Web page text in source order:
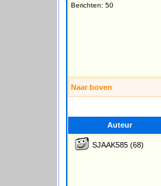
Berichten: 50
Naar boven
Auteur
SJAAK585 (68)